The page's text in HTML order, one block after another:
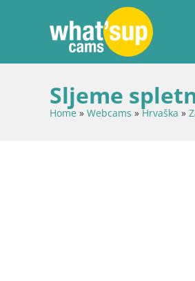
Sljeme
Home » Webcams »Hrvaška »